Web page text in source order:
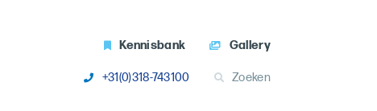
Kennisbank Gallery
+31(0)318-743100 Zoeken